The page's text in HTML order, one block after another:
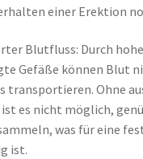
einer Erektion
Blutfluss: Durch
Gefäße können Blut
transportieren. Ohne
es nicht möglich,
was für eine
ist.